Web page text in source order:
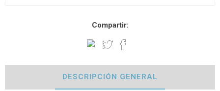
Compartir:
DESCRIPCIÓN GENERAL